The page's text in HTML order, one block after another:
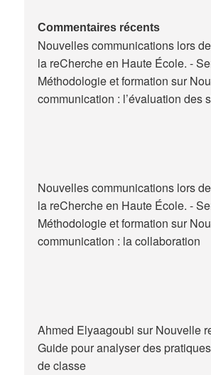
de
stage
en
Belgique
Commentaires récents
Nouvelles communications lors
la reCherche en Haute École. -
Méthodologie et formation sur
communication : l’évaluation des
Nouvelles communications lors
la reCherche en Haute École. -
Méthodologie et formation sur
communication : la collaboration
Ahmed Elyaagoubi surNouvelle
Guide pour analyser des
de classe